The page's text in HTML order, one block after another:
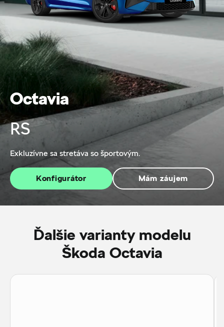
Octavia
RS
Exkluzívne sa stretáva so športovým.
Konfigurátor Mám záujem
Ďalšie varianty modelu
Škoda Octavia